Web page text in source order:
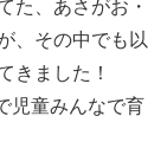
た、あさがお・
、その中でも以
きました！
児童みんなで育